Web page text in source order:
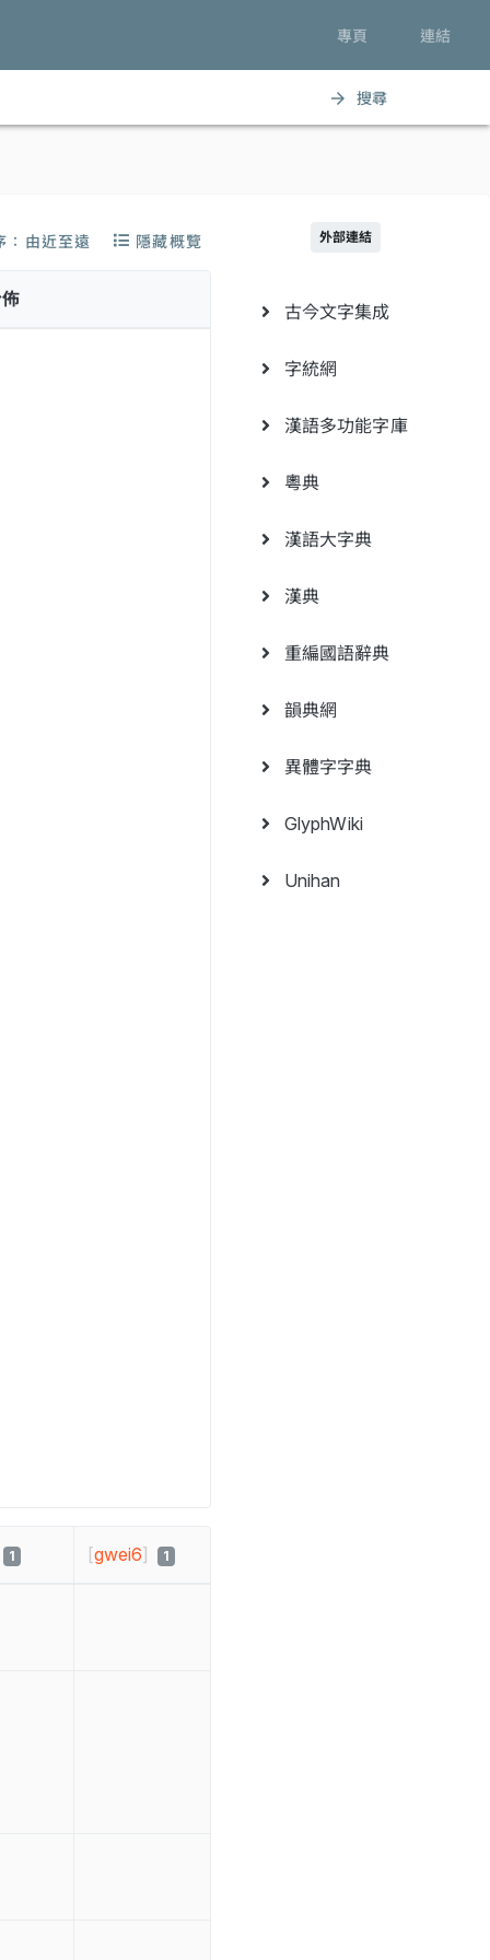
專頁 連結
arrow_forward 搜尋
由近至遠 隱藏概覽
1 [gwei6] 1
外部連結
古今文字集成
字統網
漢語多功能字庫
粵典
漢語大字典
漢典
重編國語辭典
韻典網
異體字字典
GlyphWiki
Unihan